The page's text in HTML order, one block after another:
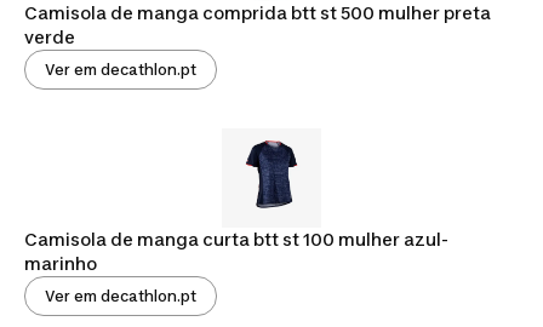
Camisola de manga comprida btt st 500 mulher preta
verde
Ver em decathlon.pt
Camisola de manga curta btt st 100 mulher azul-
marinho
Ver em decathlon.pt